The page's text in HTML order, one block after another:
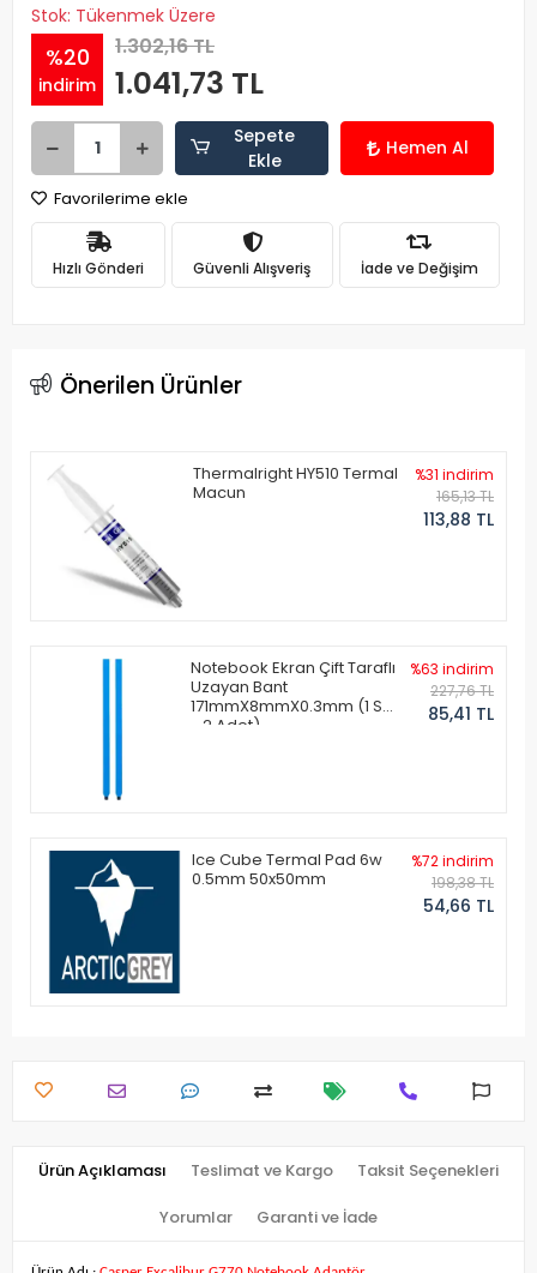
Stok: Tükenmek Üzere
%20
indirim
1.302,16 TL
1.041,73 TL
Sepete
Ekle
Hemen Al
Favorilerime ekle
Hızlı Gönderi Güvenli Alışveriş İade ve Değişim
Önerilen Ürünler
Thermalright HY510 Termal
Macun
%31 indirim
165,13 TL
113,88 TL
Notebook Ekran Çift Taraflı
Uzayan Bant
171mmX8mmX0.3mm (1 Set
- 2 Adet)
%63 indirim
227,76 TL
85,41 TL
Ice Cube Termal Pad 6w
0.5mm 50x50mm
%72 indirim
198,38 TL
54,66 TL
Ürün Açıklaması Teslimat ve Kargo Taksit Seçenekleri
Yorumlar Garanti ve İade